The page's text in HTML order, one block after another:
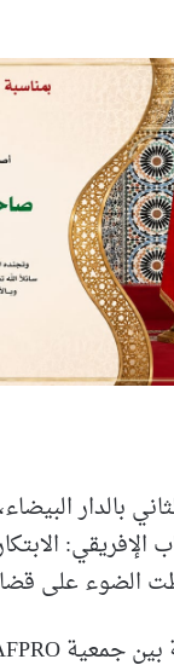
على قضايا